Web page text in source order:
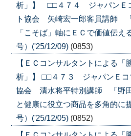
析」】 □□４７４ ジャパンＥ
ト協会 矢崎宏一郎客員講師
「こそば」軸にＥＣで価値伝え
号）('25/12/09) (0853)
【ＥＣコンサルタントによる「
析」】 □□４７３ ジャパンＥコ
協会 清水将平特別講師 「野
と健康に役立つ商品を多角的に
号）('25/12/05) (0852)